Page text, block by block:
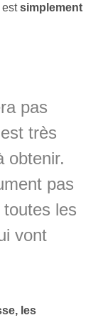
estsimplement
pas
très
obtenir.
pas
les
vont
les